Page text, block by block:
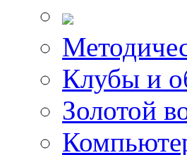
Клубы и
Золотой